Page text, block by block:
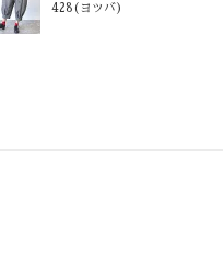
428(ヨツバ)